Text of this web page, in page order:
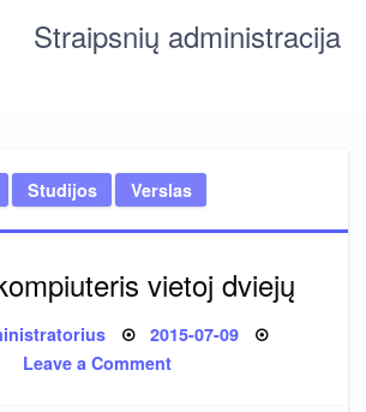
Straipsnių administracija
Studijos Verslas
vietoj dviejų
Posted
2015-07-09
Leave a Commenton